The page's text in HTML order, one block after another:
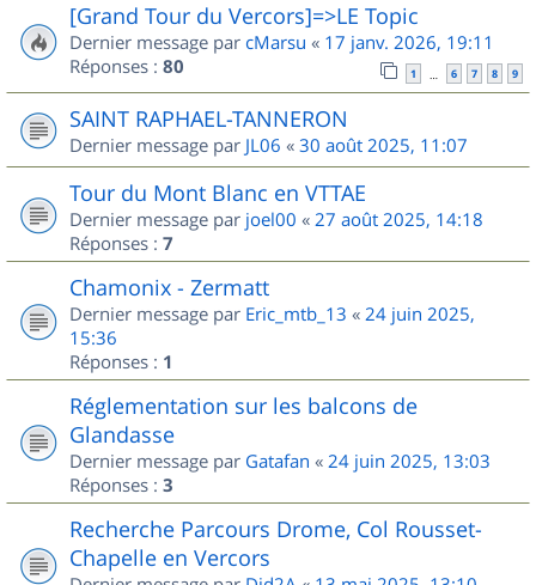
[Grand Tour du Vercors]=>LE Topic
Dernier message par cMarsu « 17 janv. 2026, 19:11
Réponses : 80 1 … 6 7 8 9
SAINT RAPHAEL-TANNERON
Dernier message par JL06 « 30 août 2025, 11:07
Tour du Mont Blanc en VTTAE
Dernier message par joel00 « 27 août 2025, 14:18
Réponses : 7
Chamonix - Zermatt
Dernier message par Eric_mtb_13 « 24 juin 2025,
15:36
Réponses : 1
Réglementation sur les balcons de
Glandasse
Dernier message par Gatafan « 24 juin 2025, 13:03
Réponses : 3
Recherche Parcours Drome, Col Rousset-
Chapelle en Vercors